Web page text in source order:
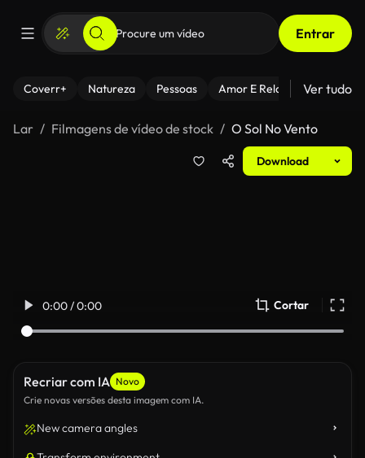
Entrar
Coverr+ Natureza Pessoas Amor E Relacionamentos
Ver tudo
Lar Filmagens de vídeo de stock O Sol No Vento
Download
0:00 / 0:00 Cortar
Recriar com IA Novo
Crie novas versões desta imagem com IA.
New camera angles